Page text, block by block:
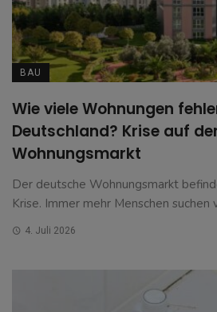
BAU
Wie viele Wohnungen
Deutschland? Krise auf
Wohnungsmarkt
Der deutsche Wohnungsmarkt
Krise. Immer mehr Menschen suchen
4. Juli 2026